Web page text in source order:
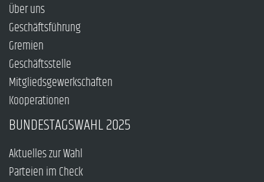
Über uns
Geschäftsführung
Gremien
Geschäftsstelle
Mitgliedsgewerkschaften
Kooperationen
BUNDESTAGSWAHL 2025
Aktuelles zur Wahl
Parteien im Check